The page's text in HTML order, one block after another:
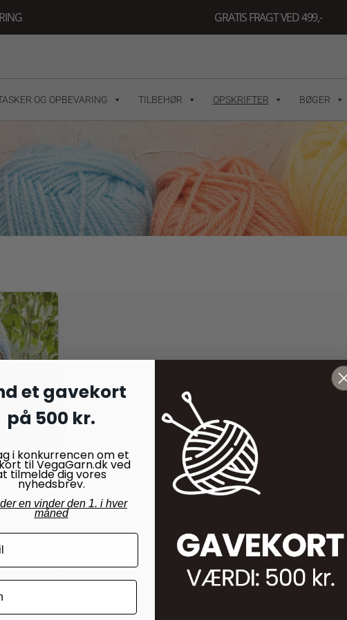
GRATIS FRAGT VED 499,-
OG OPBEVARING TILBEHØR OPSKRIFTER BØGER
nr.
et gavekort
på 500 kr.
i konkurrencen om et
til VegaGarn.dk ved
tilmelde dig vores
nyhedsbrev.
en vinder den 1. i hver
måned